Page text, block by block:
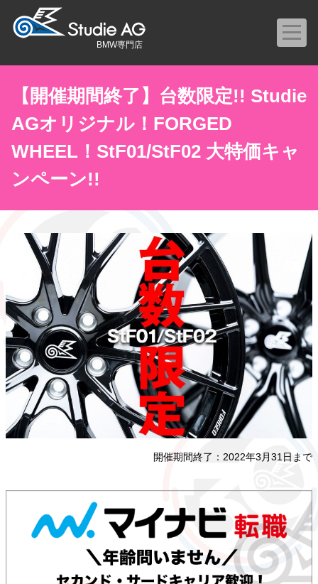
BMW専門店
【開催期間終了】台数限定!! Studie
AGオリジナル！FORGED
WHEEL！StF01/StF02 大特価キャ
ンペーン!!
開催期間終了：2022年3月31日まで